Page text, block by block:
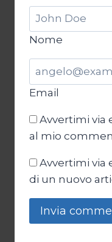
Nome
Email
Avvertimi via
al mio
Avvertimi via
di un nuovo